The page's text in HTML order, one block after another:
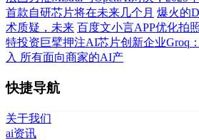
首款自研芯片将在未来几个月 爆火的
术质疑，未来 百度文小言APP优化拍
特投资巨擘押注AI芯片创新企业Groq：
入 所有面向商家的AI产
快捷导航
关于我们
ai资讯